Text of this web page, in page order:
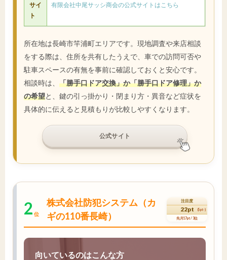
サイ
ト
有限会社中尾サッシ商会の公式サイトはこちら
所在地は長崎市竿浦町エリアです。現地調査や来店相談
をする際は、住所を共有したうえで、車での訪問可否や
駐車スペースの有無を事前に確認しておくと安心です。
相談時は、 「勝手口ドア交換」か「勝手口ドア修理」か
の希望と、鍵の引っ掛かり・閉まり方・異音など症状を
具体的に伝えると見積もりが比較しやすくなります。
公式サイト
2 位
株式会社防犯システム（カ
ギの110番長崎）
注目度
22pt (5pt↑)
先月17pt / 3位
向いているのはこんな方